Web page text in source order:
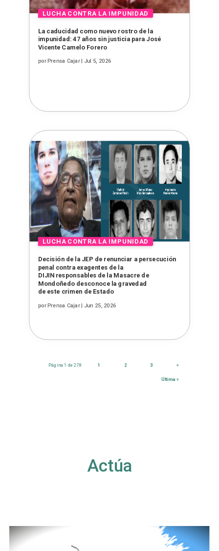
La caducidad como nuevo rostro de la
impunidad: 47 años sin justicia para José
Vicente Camelo Forero
porPrensa Cajar| Jul 5, 2026
Decisión de la JEP de renunciar a persecución
penal contra exagentes de la
DIJIN responsables de la Masacre de
Mondoñedo desconoce la gravedad
de este crimen de Estado
porPrensa Cajar| Jun 25, 2026
Página 1 de 278 1 2 3 »
Última »
Actúa